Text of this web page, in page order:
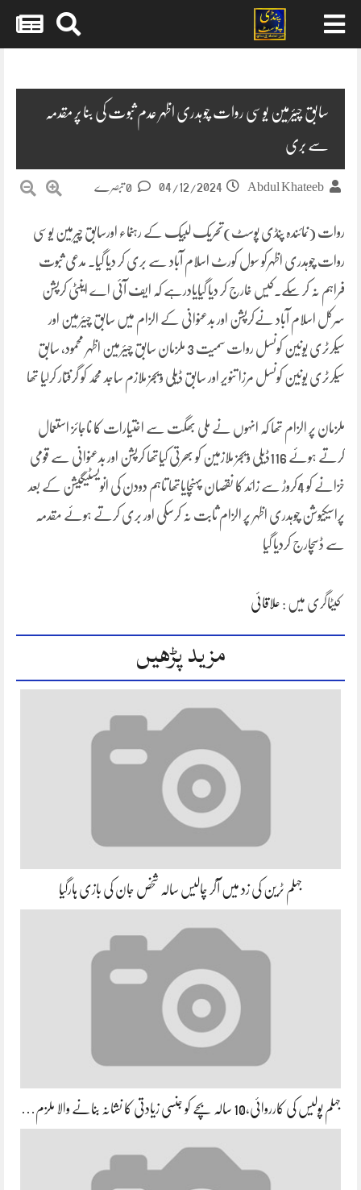
سابق چیئرمین یوسی روات چوہدری اظہر عدم ثبوت کی بنا پر مقدمہ
سے بری
Abdul Khateeb
04/12/2024
روات (نمائندہ پنڈی پوسٹ)تحریک لبیک کے رہنماء اورسابق چیرمین یوسی
روات چوہدری اظہرکو سول کورٹ اسلام آباد سے بری کر دیا گیا۔ مدعی ثبوت
فراہم نہ کر سکے۔کیس خارج کر دیا گیایادرہے کہ ایف آئی اے اینٹی کرپشن
سرکل اسلام آباد نےکرپشن اور بدعنوانی کے الزام میں سابق چیئرمین اور
سیکرٹری یونین کونسل روات سمیت 3 ملزمان سابق چیئرمین اظہر محمود، سابق
سیکرٹری یونین کونسل مرزا تنویر اور سابق ڈیلی ویجز ملازم ساجد محمد کو گرفتار کرلیا تھا
ملزمان پر الزام تھا کہ انہوں نے ملی بھگت سے اختیارات کا ناجائز استعمال
کرتے ہوئے 116ڈیلی ویجز ملازمین کو بھرتی کیاتھا کرپشن اور بدعنوانی سے قومی
خزانے کو 4کروڑ سے زائد کا نقصان پہنچایاتھا تاہم دودن کی انویسٹیگیشن کے بعد
پراسیکیوشن چوہدری اظہر پر الزام ثابت نہ کرسکی اور بری کرتے ہوئے مقدمہ
سے ڈسچارج کردیا گیا
کیٹاگری میں : علاقائی
مزید پڑھیں
جہلم ٹرین کی زد میں آکر چالیس سالہ شخص جان کی بازی ہارگیا
جہلم پولیس کی کارروائی،10 سالہ بچے کو جنسی زیادتی کا نشانہ بنانے والا ملزم…